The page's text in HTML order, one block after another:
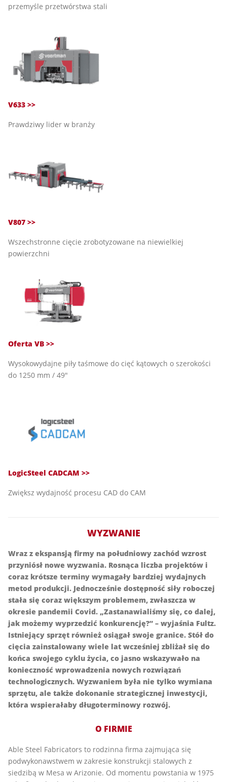
przemyśle przetwórstwa stali
V633 >>
Prawdziwy lider w branży
V807 >>
Wszechstronne cięcie zrobotyzowane na niewielkiej
powierzchni
Oferta VB >>
Wysokowydajne piły taśmowe do cięć kątowych o szerokości
do 1250 mm / 49"
LogicSteel CADCAM >>
Zwiększ wydajność procesu CAD do CAM
WYZWANIE
Wraz z ekspansją firmy na południowy zachód wzrost
przyniósł nowe wyzwania. Rosnąca liczba projektów i
coraz krótsze terminy wymagały bardziej wydajnych
metod produkcji. Jednocześnie dostępność siły roboczej
stała się coraz większym problemem, zwłaszcza w
okresie pandemii Covid. „Zastanawialiśmy się, co dalej,
jak możemy wyprzedzić konkurencję?” – wyjaśnia Fultz.
Istniejący sprzęt również osiągał swoje granice. Stół do
cięcia zainstalowany wiele lat wcześniej zbliżał się do
końca swojego cyklu życia, co jasno wskazywało na
konieczność wprowadzenia nowych rozwiązań
technologicznych. Wyzwaniem była nie tylko wymiana
sprzętu, ale także dokonanie strategicznej inwestycji,
która wspierałaby długoterminowy rozwój.
O FIRMIE
Able Steel Fabricators to rodzinna firma zajmująca się
podwykonawstwem w zakresie konstrukcji stalowych z
siedzibą w Mesa w Arizonie. Od momentu powstania w 1975